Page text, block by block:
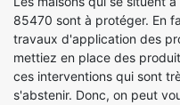
85470 sont à protéger. En
travaux d'application des
mettiez en place des
ces interventions qui sont
s'abstenir. Donc, on peut